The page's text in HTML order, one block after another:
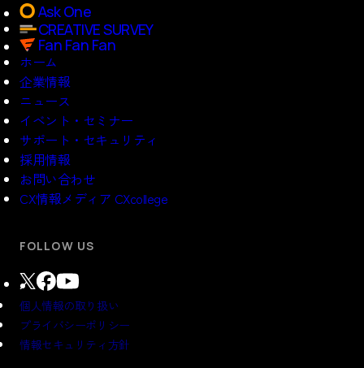
Ask One
CREATIVE SURVEY
Fan Fan Fan
ホーム
企業情報
ニュース
イベント・セミナー
サポート・セキュリティ
採用情報
お問い合わせ
CX情報メディア CXcollege
FOLLOW US
個人情報の取り扱い
プライバシーポリシー
情報セキュリティ方針